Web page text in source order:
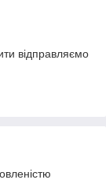
відправляємо